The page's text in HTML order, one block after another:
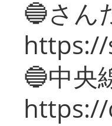
🔵さん
🔵中央